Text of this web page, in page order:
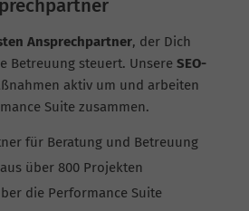
Ansprechpartner, der Dich
Betreuung steuert. Unsere SEO-
aktiv um und arbeiten
Suite zusammen.
für Beratung und Betreuung
über 800 Projekten
die Performance Suite